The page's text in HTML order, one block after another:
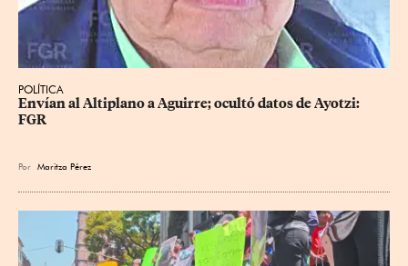
POLÍTICA
Envían al Altiplano a Aguirre; ocultó datos de Ayotzi:
FGR
Por Maritza Pérez